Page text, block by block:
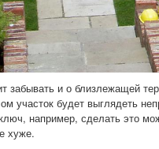
забывать и о близлежащей
участок будет выглядеть
например, сделать это
хуже.